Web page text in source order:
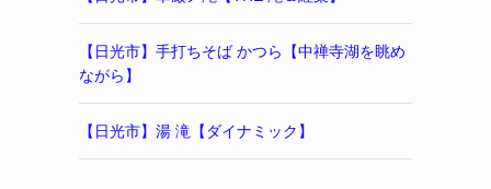
【日光市】手打ちそば かつら【中禅寺湖を眺め
ながら】
【日光市】湯 滝【ダイナミック】